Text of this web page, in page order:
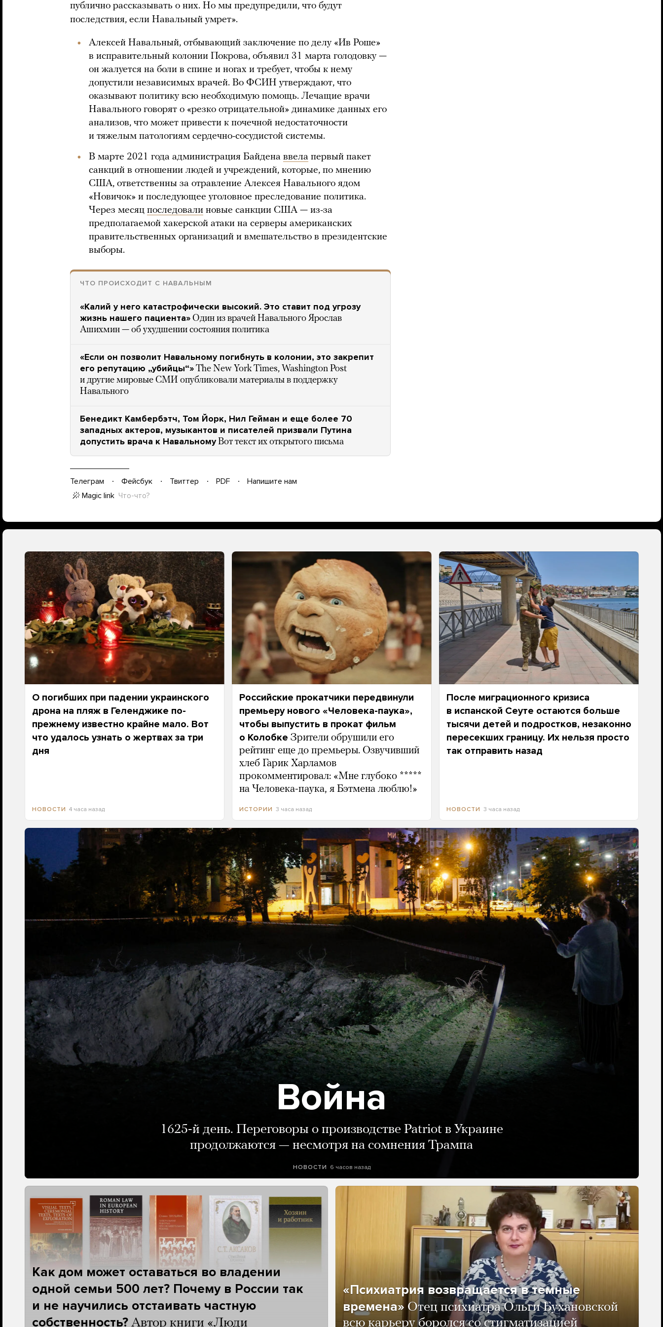
публично рассказывать о них. Но мы предупредили, что будут
последствия, если Навальный умрет».
Алексей Навальный, отбывающий заключение по делу «Ив Роше»
в исправительный колонии Покрова, объявил 31 марта голодовку —
он жалуется на боли в спине и ногах и требует, чтобы к нему
допустили независимых врачей. Во ФСИН утверждают, что
оказывают политику всю необходимую помощь. Лечащие врачи
Навального говорят о «резко отрицательной» динамике данных его
анализов, что может привести к почечной недостаточности
и тяжелым патологиям сердечно-сосудистой системы.
В марте 2021 года администрация Байдена ввела первый пакет
санкций в отношении людей и учреждений, которые, по мнению
США, ответственны за отравление Алексея Навального ядом
«Новичок» и последующее уголовное преследование политика.
Через месяц последовали новые санкции США — из-за
предполагаемой хакерской атаки на серверы американских
правительственных организаций и вмешательство в президентские
выборы.
ЧТО ПРОИСХОДИТ С НАВАЛЬНЫМ
«Калий у него катастрофически высокий. Это ставит под угрозу
жизнь нашего пациента» Один из врачей Навального Ярослав
Ашихмин — об ухудшении состояния политика
«Если он позволит Навальному погибнуть в колонии, это закрепит
его репутацию „убийцы“» The New York Times, Washington Post
и другие мировые СМИ опубликовали материалы в поддержку
Навального
Бенедикт Камбербэтч, Том Йорк, Нил Гейман и еще более 70
западных актеров, музыкантов и писателей призвали Путина
допустить врача к Навальному Вот текст их открытого письма
Телеграм Фейсбук Твиттер PDF
Напишите нам
Magic link Что-что?
О погибших при падении украинского
дрона на пляж в Геленджике по-
прежнему известно крайне мало. Вот
что удалось узнать о жертвах за три
дня
НОВОСТИ 4 часа назад
Российские прокатчики передвинули
премьеру нового «Человека-паука»,
чтобы выпустить в прокат фильм
о Колобке Зрители обрушили его
рейтинг еще до премьеры. Озвучивший
хлеб Гарик Харламов
прокомментировал: «Мне глубоко *****
на Человека-паука, я Бэтмена люблю!»
ИСТОРИИ 3 часа назад
После миграционного кризиса
в испанской Сеуте остаются больше
тысячи детей и подростков, незаконно
пересекших границу. Их нельзя просто
так отправить назад
НОВОСТИ 3 часа назад
Война
1625-й день. Переговоры о производстве Patriot в Украине
продолжаются — несмотря на сомнения Трампа
НОВОСТИ 6 часов назад
Как дом может оставаться во владении
одной семьи 500 лет? Почему в России так
и не научились отстаивать частную
собственность? Автор книги «Люди
«Психиатрия возвращается в темные
времена» Отец психиатра Ольги Бухановской
всю карьеру боролся со стигматизацией